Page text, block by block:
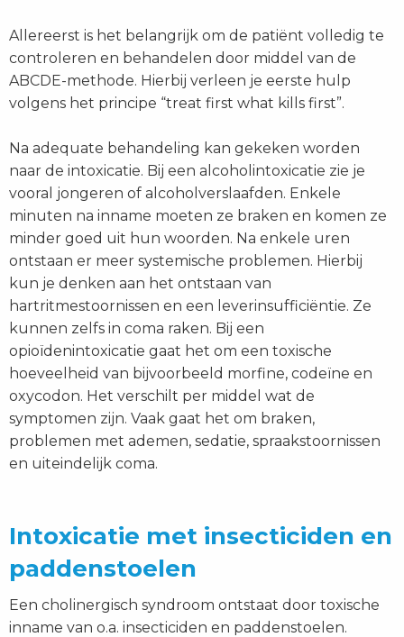
Allereerst is het belangrijk om de patiënt volledig te
controleren en behandelen door middel van de
ABCDE-methode. Hierbij verleen je eerste hulp
volgens het principe “treat first what kills first”.
Na adequate behandeling kan gekeken worden
naar de intoxicatie. Bij een alcoholintoxicatie zie je
vooral jongeren of alcoholverslaafden. Enkele
minuten na inname moeten ze braken en komen ze
minder goed uit hun woorden. Na enkele uren
ontstaan er meer systemische problemen. Hierbij
kun je denken aan het ontstaan van
hartritmestoornissen en een leverinsufficiëntie. Ze
kunnen zelfs in coma raken. Bij een
opioïdenintoxicatie gaat het om een toxische
hoeveelheid van bijvoorbeeld morfine, codeïne en
oxycodon. Het verschilt per middel wat de
symptomen zijn. Vaak gaat het om braken,
problemen met ademen, sedatie, spraakstoornissen
en uiteindelijk coma.
Intoxicatie met insecticiden en
paddenstoelen
Een cholinergisch syndroom ontstaat door toxische
inname van o.a. insecticiden en paddenstoelen.